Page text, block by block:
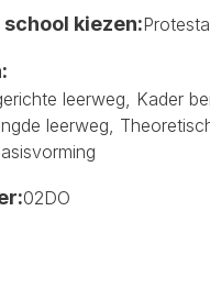
kiezen:
leerweg, Kader
leerweg,
02DO